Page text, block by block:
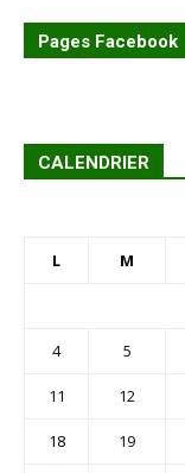
Pages Facebook
CALENDRIER
L M
4 5
11 12
18 19